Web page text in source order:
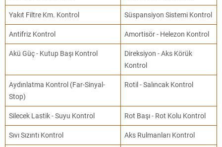
Yakıt Filtre Km. Kontrol Süspansiyon Sistemi Kontrol
Antifriz Kontrol Amortisör - Helezon Kontrol
Akü Güç - Kutup Başı Kontrol
Direksiyon - Aks Körük
Kontrol
Aydınlatma Kontrol (Far-Sinyal-
Stop)
Rotil - Salıncak Kontrol
Silecek Lastik - Suyu Kontrol Rot Başı - Rot Kolu Kontrol
Sıvı Sızıntı Kontrol Aks Rulmanları Kontrol